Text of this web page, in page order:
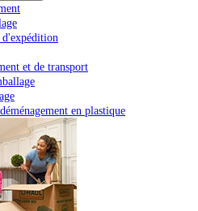
d'expédition
et de transport
en plastique